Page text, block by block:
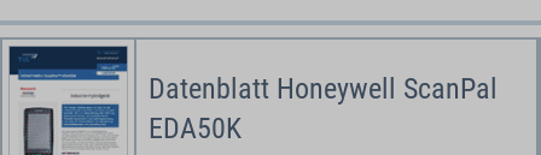
Datenblatt Honeywell ScanPal
EDA50K